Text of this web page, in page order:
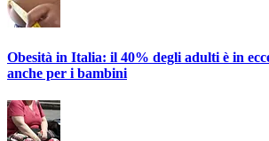
Obesità in Italia: il 40% degli adulti è in
anche per i bambini